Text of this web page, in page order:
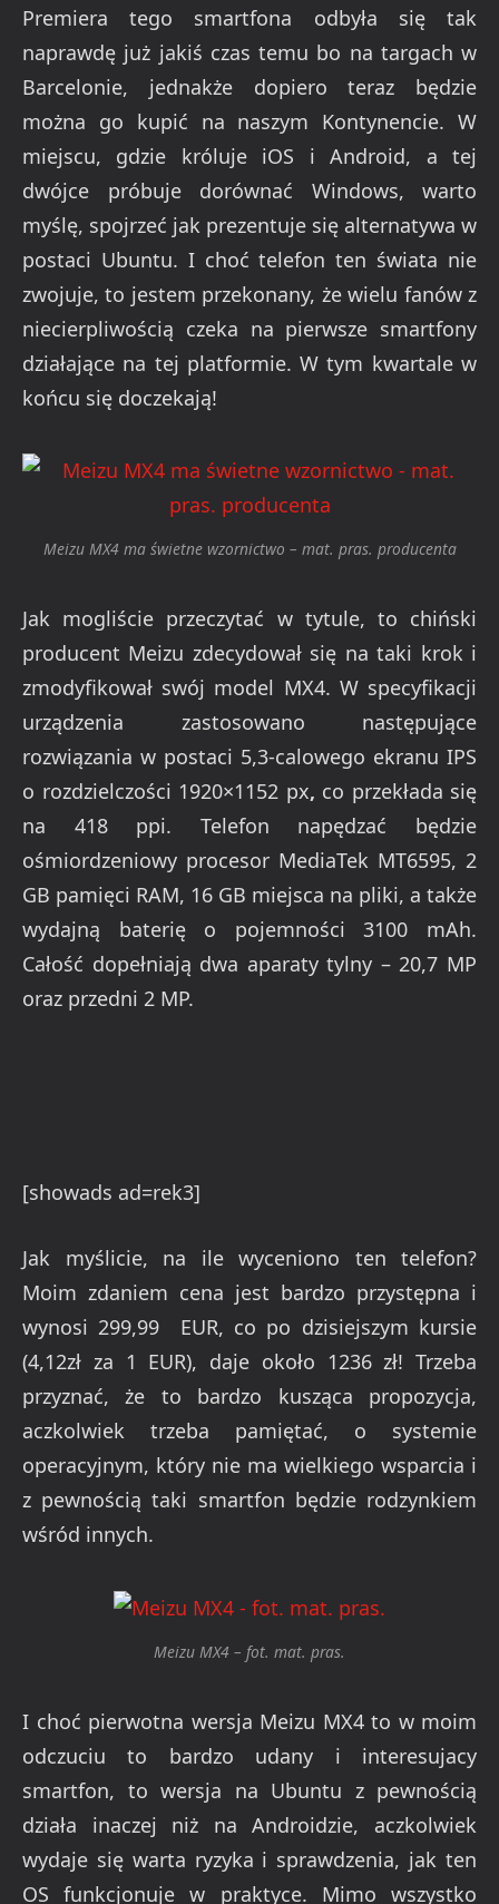
Premiera tego smartfona odbyła się tak
naprawdę już jakiś czas temu bo na targach w
Barcelonie, jednakże dopiero teraz będzie
można go kupić na naszym Kontynencie. W
miejscu, gdzie króluje iOS i Android, a tej
dwójce próbuje dorównać Windows, warto
myślę, spojrzeć jak prezentuje się alternatywa w
postaci Ubuntu. I choć telefon ten świata nie
zwojuje, to jestem przekonany, że wielu fanów z
niecierpliwością czeka na pierwsze smartfony
działające na tej platformie. W tym kwartale w
końcu się doczekają!
Meizu MX4 ma świetne wzornictwo – mat. pras. producenta
Jak mogliście przeczytać w tytule, to chiński
producent Meizu zdecydował się na taki krok i
zmodyfikował swój model MX4. W specyfikacji
urządzenia zastosowano następujące
rozwiązania w postaci 5,3-calowego ekranu IPS
o rozdzielczości 1920×1152 px, co przekłada się
na 418 ppi. Telefon napędzać będzie
ośmiordzeniowy procesor MediaTek MT6595, 2
GB pamięci RAM, 16 GB miejsca na pliki, a także
wydajną baterię o pojemności 3100 mAh.
Całość dopełniają dwa aparaty tylny – 20,7 MP
oraz przedni 2 MP.
[showads ad=rek3]
Jak myślicie, na ile wyceniono ten telefon?
Moim zdaniem cena jest bardzo przystępna i
wynosi 299,99 EUR, co po dzisiejszym kursie
(4,12zł za 1 EUR), daje około 1236 zł! Trzeba
przyznać, że to bardzo kusząca propozycja,
aczkolwiek trzeba pamiętać, o systemie
operacyjnym, który nie ma wielkiego wsparcia i
z pewnością taki smartfon będzie rodzynkiem
wśród innych.
Meizu MX4 – fot. mat. pras.
I choć pierwotna wersja Meizu MX4 to w moim
odczuciu to bardzo udany i interesujacy
smartfon, to wersja na Ubuntu z pewnością
działa inaczej niż na Androidzie, aczkolwiek
wydaje się warta ryzyka i sprawdzenia, jak ten
OS funkcjonuje w praktyce. Mimo wszystko